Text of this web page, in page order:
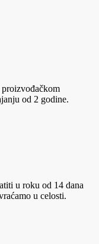
od 2 godine.
u roku od 14 dana
u celosti.